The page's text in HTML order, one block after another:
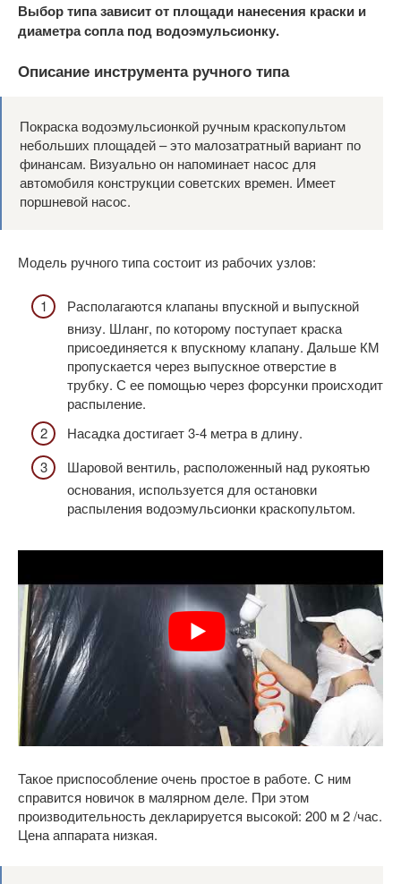
Выбор типа зависит от площади нанесения краски и
диаметра сопла под водоэмульсионку.
Описание инструмента ручного типа
Покраска водоэмульсионкой ручным краскопультом
небольших площадей – это малозатратный вариант по
финансам. Визуально он напоминает насос для
автомобиля конструкции советских времен. Имеет
поршневой насос.
Модель ручного типа состоит из рабочих узлов:
Располагаются клапаны впускной и выпускной
внизу. Шланг, по которому поступает краска
присоединяется к впускному клапану. Дальше КМ
пропускается через выпускное отверстие в
трубку. С ее помощью через форсунки происходит
распыление.
Насадка достигает 3-4 метра в длину.
Шаровой вентиль, расположенный над рукоятью
основания, используется для остановки
распыления водоэмульсионки краскопультом.
Такое приспособление очень простое в работе. С ним
справится новичок в малярном деле. При этом
производительность декларируется высокой: 200 м 2 /час.
Цена аппарата низкая.